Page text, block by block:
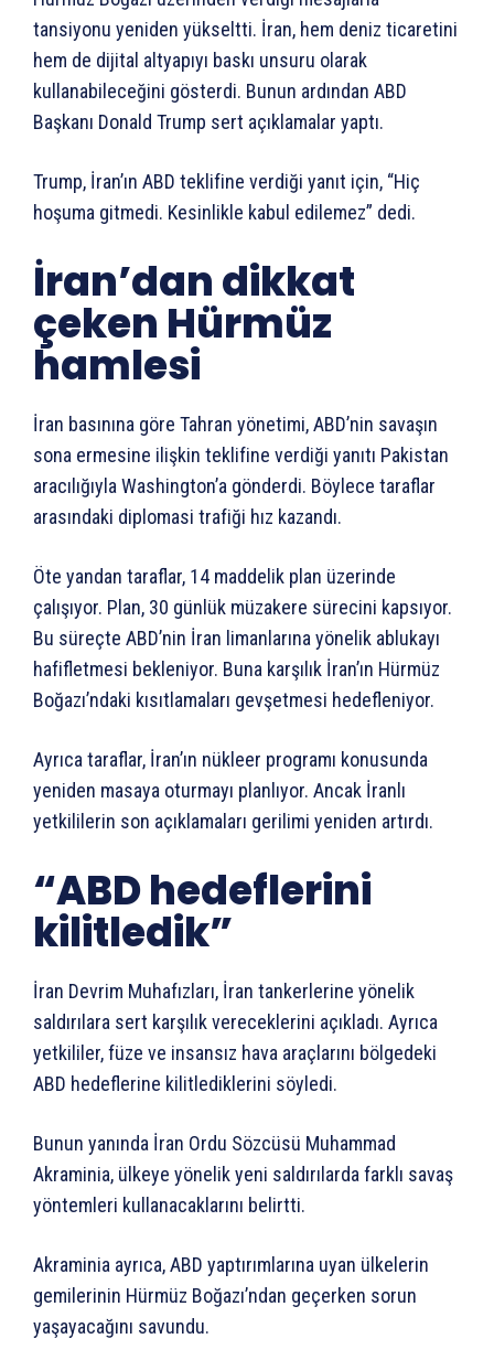
tansiyonu yeniden yükseltti. İran, hem deniz ticaretini
hem de dijital altyapıyı baskı unsuru olarak
kullanabileceğini gösterdi. Bunun ardından ABD
Başkanı Donald Trump sert açıklamalar yaptı.
Trump, İran’ın ABD teklifine verdiği yanıt için, “Hiç
hoşuma gitmedi. Kesinlikle kabul edilemez” dedi.
İran’dan dikkat
çeken Hürmüz
hamlesi
İran basınına göre Tahran yönetimi, ABD’nin savaşın
sona ermesine ilişkin teklifine verdiği yanıtı Pakistan
aracılığıyla Washington’a gönderdi. Böylece taraflar
arasındaki diplomasi trafiği hız kazandı.
Öte yandan taraflar, 14 maddelik plan üzerinde
çalışıyor. Plan, 30 günlük müzakere sürecini kapsıyor.
Bu süreçte ABD’nin İran limanlarına yönelik ablukayı
hafifletmesi bekleniyor. Buna karşılık İran’ın Hürmüz
Boğazı’ndaki kısıtlamaları gevşetmesi hedefleniyor.
Ayrıca taraflar, İran’ın nükleer programı konusunda
yeniden masaya oturmayı planlıyor. Ancak İranlı
yetkililerin son açıklamaları gerilimi yeniden artırdı.
“ABD hedeflerini
kilitledik”
İran Devrim Muhafızları, İran tankerlerine yönelik
saldırılara sert karşılık vereceklerini açıkladı. Ayrıca
yetkililer, füze ve insansız hava araçlarını bölgedeki
ABD hedeflerine kilitlediklerini söyledi.
Bunun yanında İran Ordu Sözcüsü Muhammad
Akraminia, ülkeye yönelik yeni saldırılarda farklı savaş
yöntemleri kullanacaklarını belirtti.
Akraminia ayrıca, ABD yaptırımlarına uyan ülkelerin
gemilerinin Hürmüz Boğazı’ndan geçerken sorun
yaşayacağını savundu.